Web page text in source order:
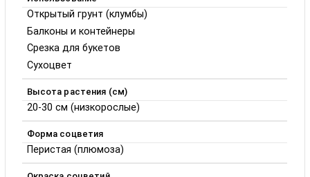
Открытый грунт (клумбы)
Балконы и контейнеры
Срезка для букетов
Сухоцвет
Высота растения (см)
20-30 см (низкорослые)
Форма соцветия
Перистая (плюмоза)